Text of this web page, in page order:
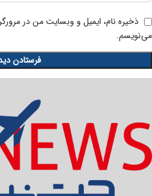
ذخیره نام، ایمیل و وبسایت من در
می‌نویسم.